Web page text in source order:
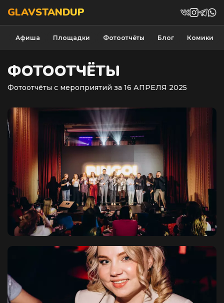
GLAVSTANDUP
Афиша Площадки Фотоотчёты Блог Комики
ФОТООТЧЁТЫ
Фотоотчёты с мероприятий за 16 АПРЕЛЯ 2025